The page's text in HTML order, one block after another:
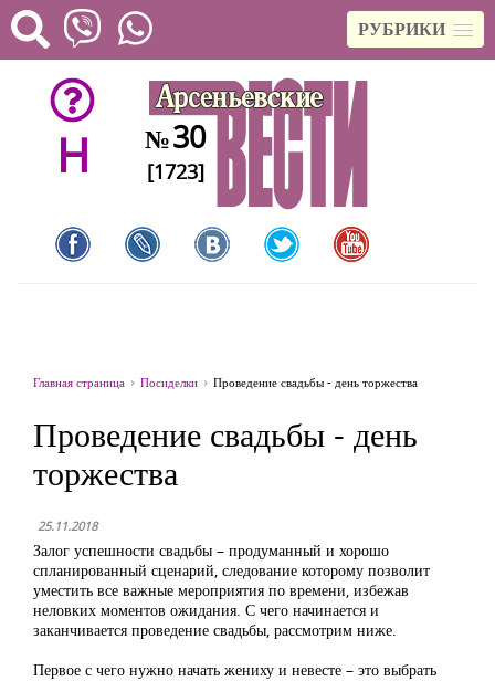
РУБРИКИ
H №30
[1723]
Главная страница Посиделки Проведение свадьбы - день торжества
Проведение свадьбы - день
торжества
25.11.2018
Залог успешности свадьбы – продуманный и хорошо
спланированный сценарий, следование которому позволит
уместить все важные мероприятия по времени, избежав
неловких моментов ожидания. С чего начинается и
заканчивается проведение свадьбы, рассмотрим ниже.
Первое с чего нужно начать жениху и невесте – это выбрать